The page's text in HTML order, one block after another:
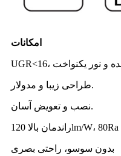
امکانات
طراحی زیبا و مدولار.
نصب و تعویض آسان.
راندمان بالا 120lm/W، 80Ra
بدون سوسو، راحتی بصری